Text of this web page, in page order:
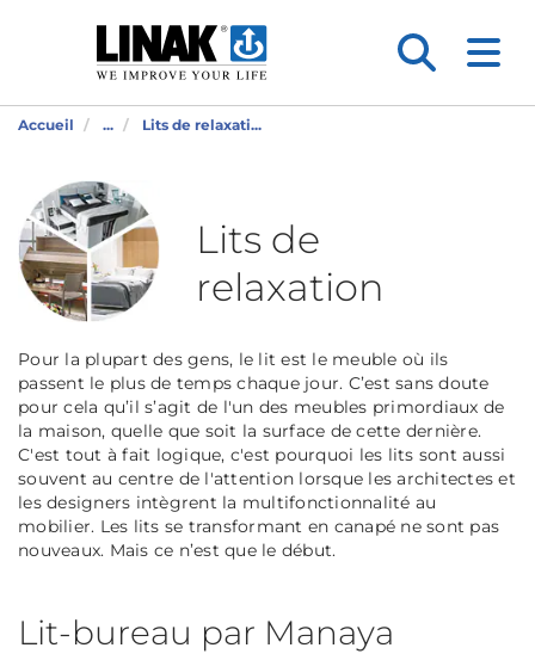
Accueil ... Lits de relaxati...
Lits de
relaxation
Pour la plupart des gens, le lit est le meuble où ils
passent le plus de temps chaque jour. C’est sans doute
pour cela qu’il s’agit de l'un des meubles primordiaux de
la maison, quelle que soit la surface de cette dernière.
C'est tout à fait logique, c'est pourquoi les lits sont aussi
souvent au centre de l'attention lorsque les architectes et
les designers intègrent la multifonctionnalité au
mobilier. Les lits se transformant en canapé ne sont pas
nouveaux. Mais ce n’est que le début.
Lit-bureau par Manaya